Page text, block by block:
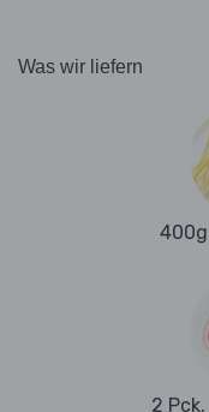
Was wir liefern
2